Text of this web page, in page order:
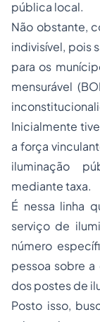
pública local.
Não obstante,
indivisível, pois
para os
mensurável
Inicialmente
a força
iluminação
mediante taxa.
É nessa linha
serviço de
número
pessoa sobre
dos postes de
Posto isso,